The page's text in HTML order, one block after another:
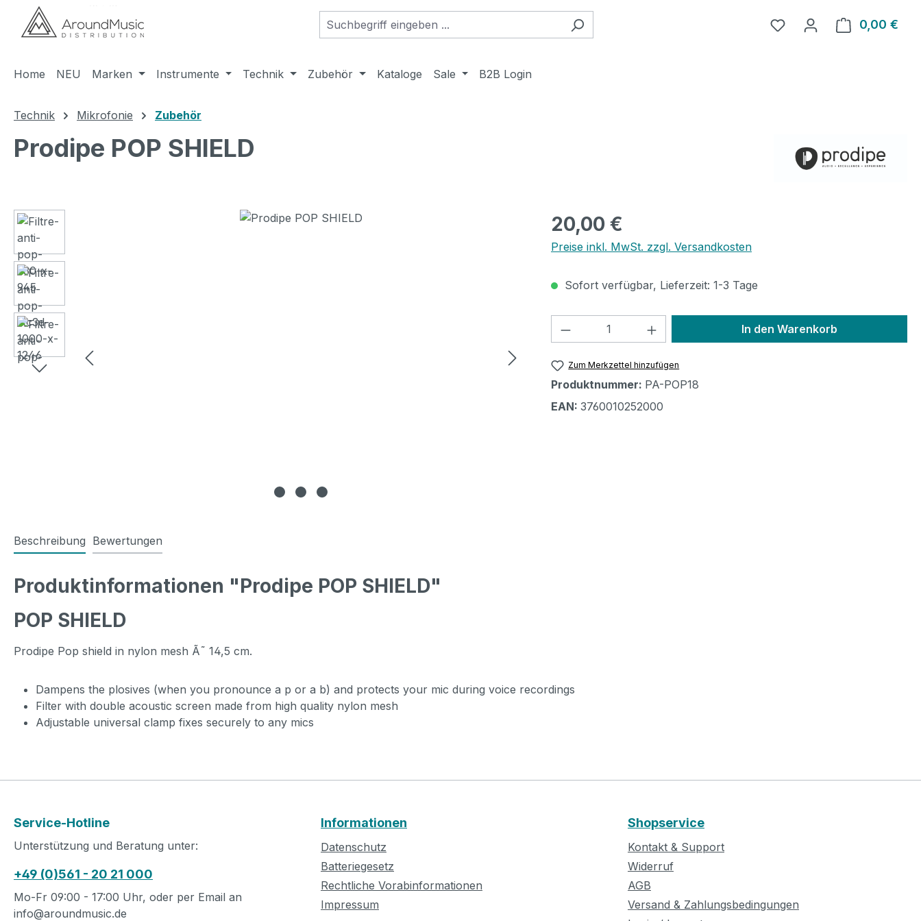
Hauptinhalt springen
Zur Suche springen
Zur Hauptnavigation springen
0,00 €
Home NEU Marken Instrumente Technik Zubehör Kataloge Sale B2B Login
Technik Mikrofonie Zubehör
Prodipe POP SHIELD
Bildergalerie überspringen Regulärer Preis:
20,00 €
Preise inkl. MwSt. zzgl. Versandkosten
Sofort verfügbar, Lieferzeit: 1-3 Tage
Produkt Anzahl: Gib den gewünschten Wert
In den Warenkorb
Zum Merkzettel hinzufügen
Produktnummer: PA-POP18
EAN: 3760010252000
Beschreibung Bewertungen
Produktinformationen "Prodipe POP SHIELD"
POP SHIELD
Prodipe Pop shield in nylon mesh Ã˜ 14,5 cm.
Dampens the plosives (when you pronounce a p or a b) and protects your mic during voice recordings
Filter with double acoustic screen made from high quality nylon mesh
Adjustable universal clamp fixes securely to any mics
Service-Hotline
Unterstützung und Beratung unter:
+49 (0)561 - 20 21 000
Mo-Fr 09:00 - 17:00 Uhr, oder per Email an
info@aroundmusic.de
Informationen
Datenschutz
Batteriegesetz
Rechtliche Vorabinformationen
Impressum
Shopservice
Kontakt & Support
Widerruf
AGB
Versand & Zahlungsbedingungen